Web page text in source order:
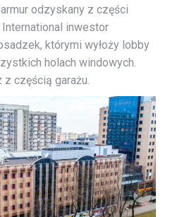
odzyskany z części
inwestor
którymi wyłoży lobby
holach windowych.
z częścią garażu.